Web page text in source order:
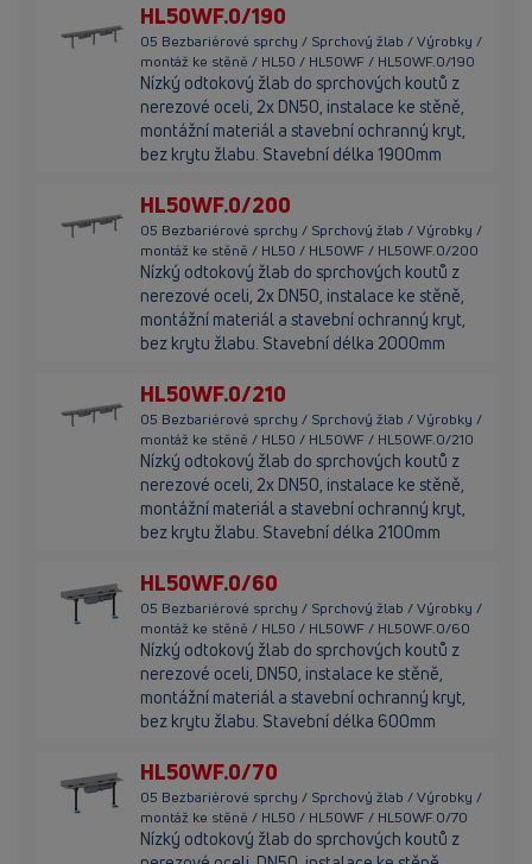
HL50WF.0/190
05 Bezbariérové sprchy / Sprchový žlab / Výrobky /
montáž ke stěně / HL50 / HL50WF / HL50WF.0/190
Nízký odtokový žlab do sprchových koutů z
nerezové oceli, 2x DN50, instalace ke stěně,
montážní materiál a stavební ochranný kryt,
bez krytu žlabu. Stavební délka 1900mm
HL50WF.0/200
05 Bezbariérové sprchy / Sprchový žlab / Výrobky /
montáž ke stěně / HL50 / HL50WF / HL50WF.0/200
Nízký odtokový žlab do sprchových koutů z
nerezové oceli, 2x DN50, instalace ke stěně,
montážní materiál a stavební ochranný kryt,
bez krytu žlabu. Stavební délka 2000mm
HL50WF.0/210
05 Bezbariérové sprchy / Sprchový žlab / Výrobky /
montáž ke stěně / HL50 / HL50WF / HL50WF.0/210
Nízký odtokový žlab do sprchových koutů z
nerezové oceli, 2x DN50, instalace ke stěně,
montážní materiál a stavební ochranný kryt,
bez krytu žlabu. Stavební délka 2100mm
HL50WF.0/60
05 Bezbariérové sprchy / Sprchový žlab / Výrobky /
montáž ke stěně / HL50 / HL50WF / HL50WF.0/60
Nízký odtokový žlab do sprchových koutů z
nerezové oceli, DN50, instalace ke stěně,
montážní materiál a stavební ochranný kryt,
bez krytu žlabu. Stavební délka 600mm
HL50WF.0/70
05 Bezbariérové sprchy / Sprchový žlab / Výrobky /
montáž ke stěně / HL50 / HL50WF / HL50WF.0/70
Nízký odtokový žlab do sprchových koutů z